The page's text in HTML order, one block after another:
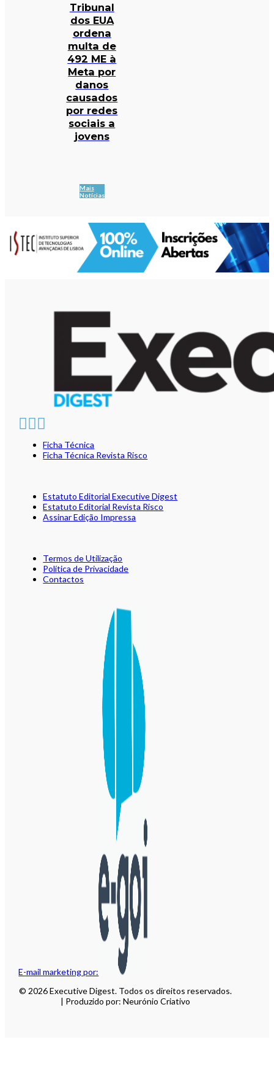
Tribunal
dos EUA
ordena
multa de
492 ME à
Meta por
danos
causados
por redes
sociais a
jovens
Mais
Notícias
E-mail marketing por:
Ficha Técnica
Ficha Técnica Revista Risco
Estatuto Editorial Executive Digest
Estatuto Editorial Revista Risco
Assinar Edição Impressa
Termos de Utilização
Política de Privacidade
Contactos
© 2026 Executive Digest. Todos os direitos reservados.
| Produzido por: Neurónio Criativo